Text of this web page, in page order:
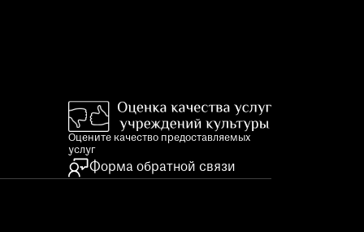
Оцените качество предоставляемых
услуг
Форма обратной связи